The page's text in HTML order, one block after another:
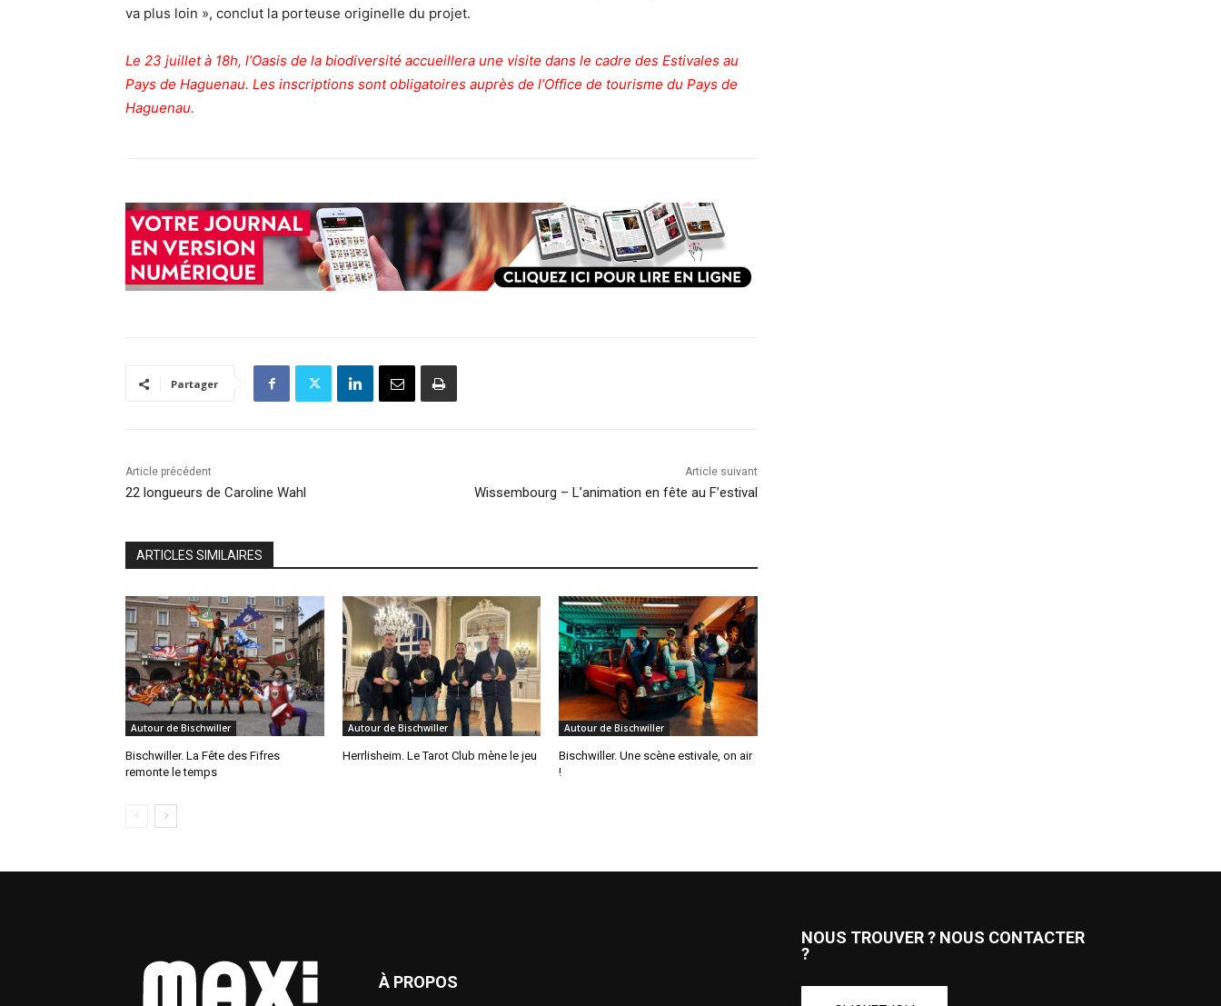
va plus loin », conclut la porteuse originelle du projet.
Le 23 juillet à 18h, l’Oasis de la biodiversité accueillera une visite dans le cadre des Estivales au
Pays de Haguenau. Les inscriptions sont obligatoires auprès de l’Office de tourisme du Pays de
Haguenau.
Partager
Article précédent
22 longueurs de Caroline Wahl
Article suivant
Wissembourg – L’animation en fête au F’estival
ARTICLES SIMILAIRES
Autour de Bischwiller
Bischwiller. La Fête des Fifres
remonte le temps
Autour de Bischwiller
Herrlisheim. Le Tarot Club mène le jeu
Autour de Bischwiller
Bischwiller. Une scène estivale, on air
!
À PROPOS
NOUS TROUVER ? NOUS CONTACTER
?